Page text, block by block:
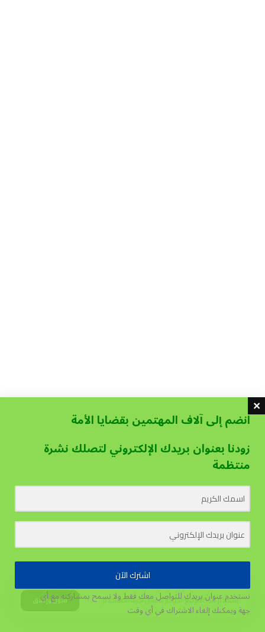
يستخدم هذا الموقع الكوكيز لتحسين تجربة المستخدم. قبول وإغلاق
انضم إلى آلاف المهتمين بقضايا الأمة
زودنا بعنوان بريدك الإلكتروني لتصلك نشرة
منتظمة
اشترك الآن
نستخدم عنوان بريدك للتواصل معك فقط ولا نسمح بمشاركته مع أي
جهةويمكنك إلغاء الاشتراك في أي وقت